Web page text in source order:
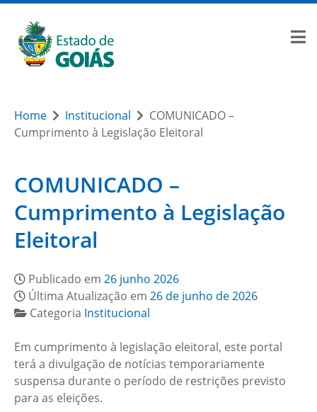
Home Institucional
COMUNICADO –
Cumprimento à Legislação Eleitoral
COMUNICADO –
Cumprimento à Legislação
Eleitoral
Publicado em 26 junho 2026
Última Atualização em 26 de junho de 2026
Categoria Institucional
Em cumprimento à legislação eleitoral, este portal
terá a divulgação de notícias temporariamente
suspensa durante o período de restrições previsto
para as eleições.